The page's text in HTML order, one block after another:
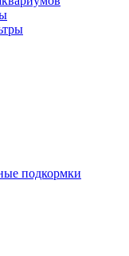
подкормки